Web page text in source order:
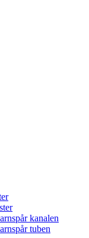
kanalen
tuben